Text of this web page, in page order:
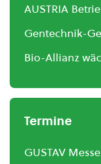
AUSTRIA
Gentechnik-
Bio-Allianz
Termine
GUSTAV